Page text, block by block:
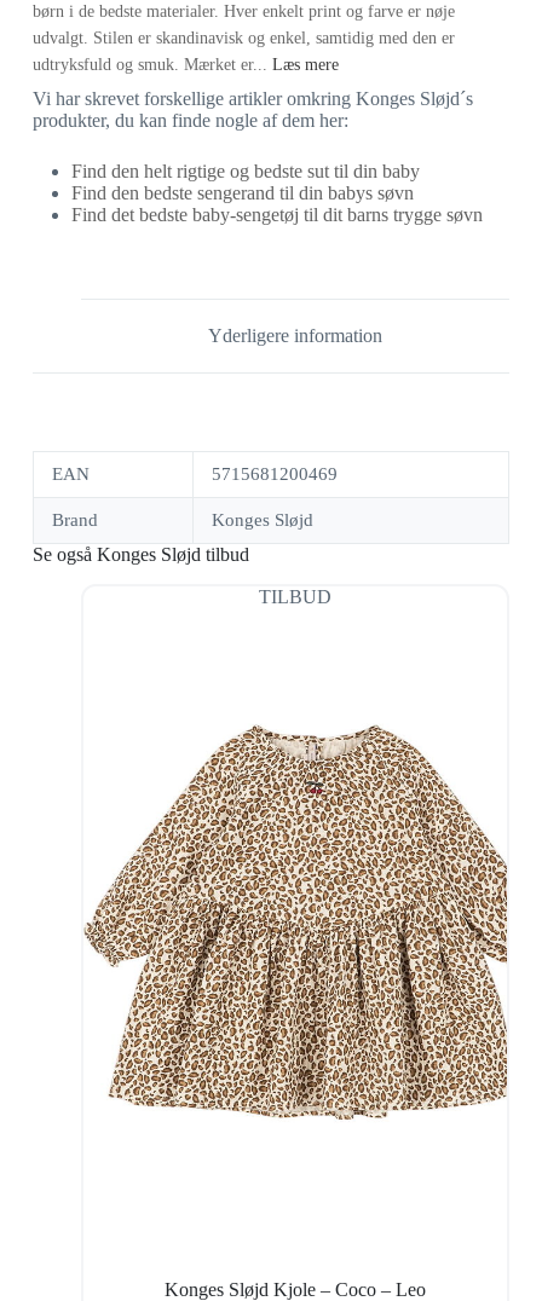
børn i de bedste materialer. Hver enkelt print og farve er nøje
udvalgt. Stilen er skandinavisk og enkel, samtidig med den er
udtryksfuld og smuk. Mærket er... Læs mere
Vi har skrevet forskellige artikler omkring Konges Sløjd´s
produkter, du kan finde nogle af dem her:
Find den helt rigtige og bedste sut til din baby
Find den bedste sengerand til din babys søvn
Find det bedste baby-sengetøj til dit barns trygge søvn
Yderligere information
EAN 5715681200469
Brand Konges Sløjd
Se også Konges Sløjd tilbud
TILBUD
Konges Sløjd Kjole – Coco – Leo